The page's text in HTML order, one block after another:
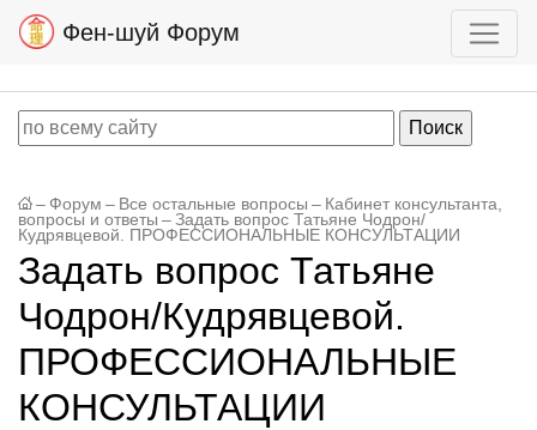
Фен-шуй Форум
– Форум – Все остальные вопросы – Кабинет консультанта,
вопросы и ответы – Задать вопрос Татьяне Чодрон/
Кудрявцевой. ПРОФЕССИОНАЛЬНЫЕ КОНСУЛЬТАЦИИ
Задать вопрос Татьяне
Чодрон/Кудрявцевой.
ПРОФЕССИОНАЛЬНЫЕ
КОНСУЛЬТАЦИИ